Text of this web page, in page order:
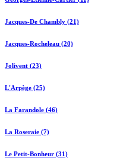
Jacques-De Chambly (21)
Jacques-Rocheleau (20)
Jolivent (23)
L'Arpège (25)
La Farandole (46)
La Roseraie (7)
Le Petit-Bonheur (31)